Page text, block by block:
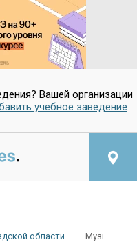
Вашей организации
учебное заведение
области